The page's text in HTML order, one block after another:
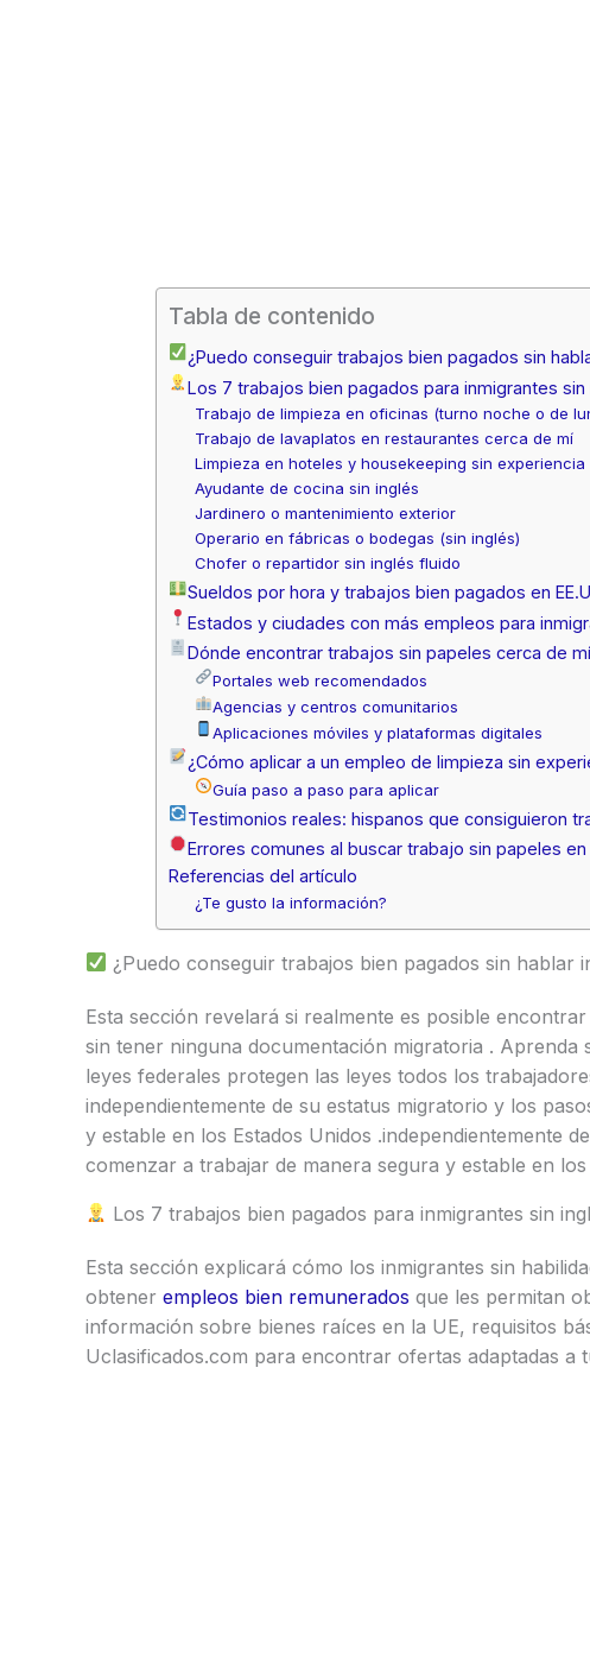
Tabla de contenido
¿Puedo conseguir trabajos bien pagados sin
Los 7 trabajos bien pagados para inmigrantes
Trabajo de limpieza en oficinas (turno noche o de
Trabajo de lavaplatos en restaurantes cerca de mí
Limpieza en hoteles y housekeeping sin experiencia
Ayudante de cocina sin inglés
Jardinero o mantenimiento exterior
Operario en fábricas o bodegas (sin inglés)
Chofer o repartidor sin inglés fluido
Sueldos por hora y trabajos bien pagados en
Estados y ciudades con más empleos para
Dónde encontrar trabajos sin papeles cerca de
Portales web recomendados
Agencias y centros comunitarios
Aplicaciones móviles y plataformas digitales
¿Cómo aplicar a un empleo de limpieza sin
Guía paso a paso para aplicar
Testimonios reales: hispanos que consiguieron
Errores comunes al buscar trabajo sin papeles en
Referencias del artículo
¿Te gusto la información?
¿Puedo conseguir trabajos bien pagados sin hablar
Esta sección revelará si realmente es posible
sin tener ninguna documentación migratoria .
leyes federales protegen las leyes todos los
independientemente de su estatus migratorio y los
y estable en los Estados Unidos .independientemente
comenzar a trabajar de manera segura y estable en los
Los 7 trabajos bien pagados para inmigrantes sin
Esta sección explicará cómo los inmigrantes sin
obtener empleos bien remunerados que les permitan
información sobre bienes raíces en la UE, requisitos
Uclasificados.com para encontrar ofertas adaptadas a